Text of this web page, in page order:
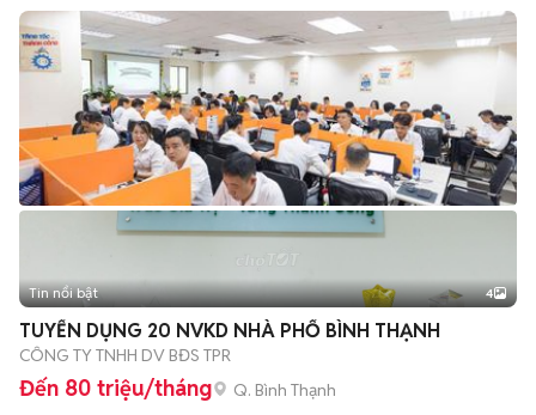
Tin nổi bật 4
TUYỂN DỤNG 20 NVKD NHÀ PHỐ BÌNH THẠNH
CÔNG TY TNHH DV BĐS TPR
Đến 80 triệu/tháng Q. Bình Thạnh